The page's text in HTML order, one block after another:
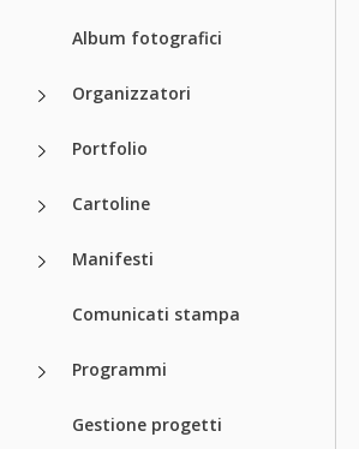
Album fotografici
Organizzatori
Portfolio
Cartoline
Manifesti
Comunicati stampa
Programmi
Gestione progetti